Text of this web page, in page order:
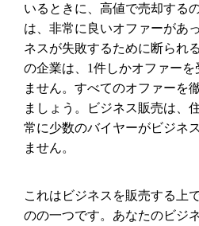
いるときに、高値で売却する
は、非常に良いオファーがあ
ネスが失敗するために断られ
の企業は、1件しかオファー
ません。すべてのオファーを
ましょう。ビジネス販売は、
常に少数のバイヤーがビジネ
ません。
これはビジネスを販売する上
のの一つです。 あなたのビジ